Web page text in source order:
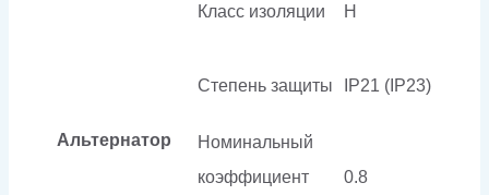
Альтернатор
Класс изоляции H
Степень защиты IP21 (IP23)
Номинальный
коэффициент
0.8